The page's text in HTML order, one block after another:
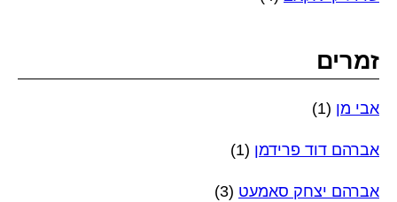
זמרים
אבי מן (1)
אברהם דוד פרידמן (1)
אברהם יצחק סאמעט (3)